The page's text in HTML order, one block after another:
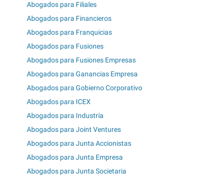
Abogados para Filiales
Abogados para Financieros
Abogados para Franquicias
Abogados para Fusiones
Abogados para Fusiones Empresas
Abogados para Ganancias Empresa
Abogados para Gobierno Corporativo
Abogados para ICEX
Abogados para Industría
Abogados para Joint Ventures
Abogados para Junta Accionistas
Abogados para Junta Empresa
Abogados para Junta Societaria